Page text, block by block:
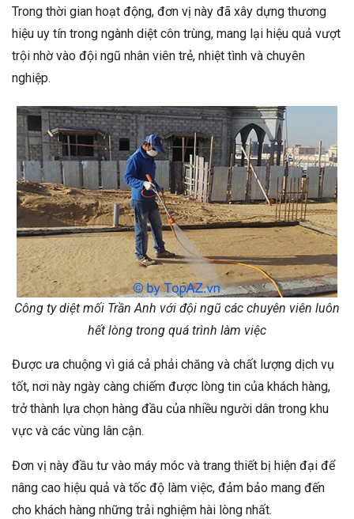
Trong thời gian hoạt động, đơn vị này đã xây dựng thương
hiệu uy tín trong ngành diệt côn trùng, mang lại hiệu quả vượt
trội nhờ vào đội ngũ nhân viên trẻ, nhiệt tình và chuyên
nghiệp.
Công ty diệt mối Trần Anh với đội ngũ các chuyên viên luôn
hết lòng trong quá trình làm việc
Được ưa chuộng vì giá cả phải chăng và chất lượng dịch vụ
tốt, nơi này ngày càng chiếm được lòng tin của khách hàng,
trở thành lựa chọn hàng đầu của nhiều người dân trong khu
vực và các vùng lân cận.
Đơn vị này đầu tư vào máy móc và trang thiết bị hiện đại để
nâng cao hiệu quả và tốc độ làm việc, đảm bảo mang đến
cho khách hàng những trải nghiệm hài lòng nhất.